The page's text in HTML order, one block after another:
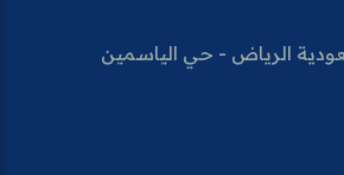
الرياض - حي الياسمين